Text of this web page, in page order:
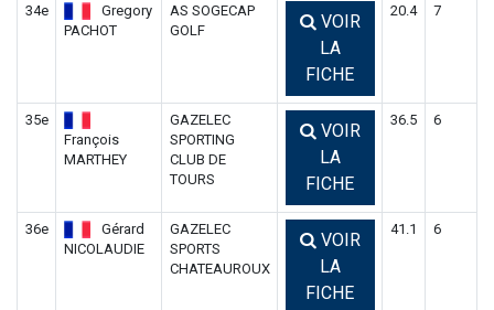
34e
Gregory
PACHOT
AS SOGECAP
GOLF
VOIR
LA
FICHE
20.4 7
35e
François
MARTHEY
GAZELEC
SPORTING
CLUB DE
TOURS
VOIR
LA
FICHE
36.5 6
36e
Gérard
NICOLAUDIE
GAZELEC
SPORTS
CHATEAUROUX
VOIR
LA
FICHE
41.1 6